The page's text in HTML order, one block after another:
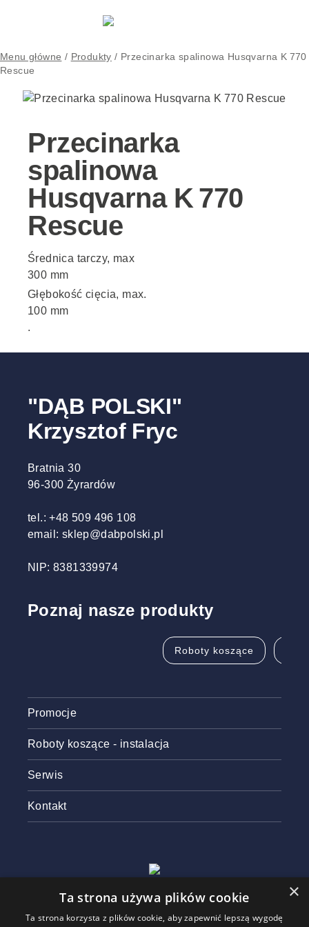
Menu główne / Produkty / Przecinarka spalinowa Husqvarna K 770
Rescue
Przecinarka
spalinowa
Husqvarna K 770
Rescue
Średnica tarczy, max
300 mm
Głębokość cięcia, max.
100 mm
.
"DĄB POLSKI"
Krzysztof Fryc
Bratnia 30
96-300 Żyrardów
tel.: +48 509 496 108
email: sklep@dabpolski.pl
NIP: 8381339974
Poznaj nasze produkty
Roboty koszące
Promocje
Roboty koszące - instalacja
Serwis
Kontakt
×
Ta strona używa plików cookie
Ta strona korzysta z plików cookie, aby zapewnić lepszą wygodę